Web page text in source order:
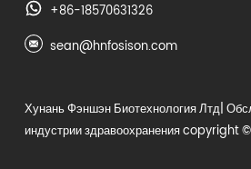
+86-18570631326
sean@hnfosison.com
Хунань Фэншэн Биотехнология Лтд |
индустрии здравоохранения copyright